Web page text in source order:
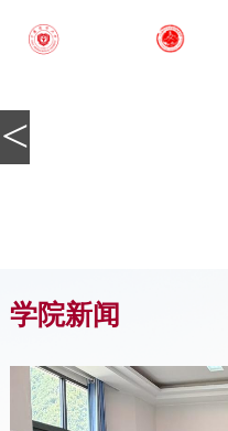
<
学院新闻